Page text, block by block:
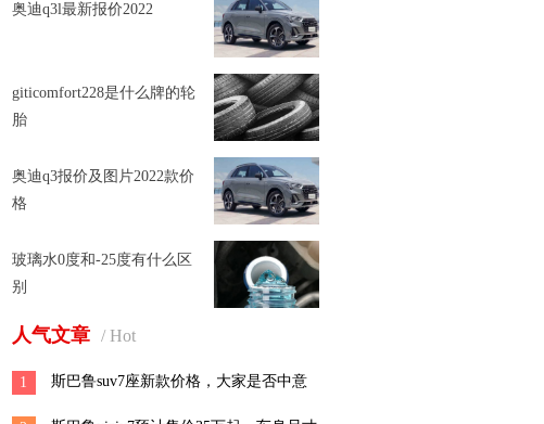
奥迪q3l最新报价2022
giticomfort228是什么牌的轮
胎
奥迪q3报价及图片2022款价
格
玻璃水0度和-25度有什么区
别
人气文章 / Hot
1 斯巴鲁suv7座新款价格，大家是否中意